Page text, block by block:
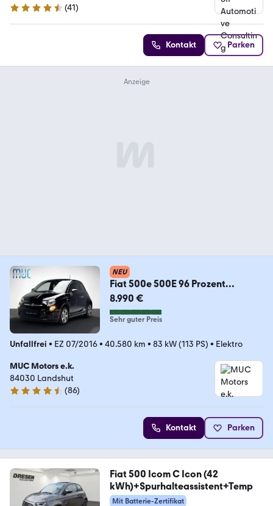
4.7 Sterne
(41)
Kontakt Parken
NEU
Fiat 500e 500E 96 Prozent
Batteriezertifikat
8.990 €
Sehr guter Preis
Unfallfrei • EZ 07/2016• 40.580 km • 83 kW (113 PS) • Elektro
MUC Motors e.k.
84030 Landshut
4.7 Sterne
(86)
Kontakt Parken
Fiat 500 Icom C Icon (42
kWh)+Spurhalteassistent+Temp
Mit Batterie-Zertifikat